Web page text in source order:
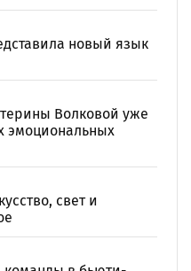
новый язык
Волковой уже
эмоциональных
свет и